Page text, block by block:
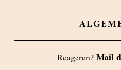
Reageren? Mail